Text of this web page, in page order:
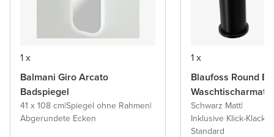
1 x
Balmani Giro Arcato
Badspiegel
41 x 108 cm|Spiegel ohne Rahmen|
Abgerundete Ecken
1 x
Blaufoss Round
Schwarz Matt|
Inklusive Klick-Klack
Standard